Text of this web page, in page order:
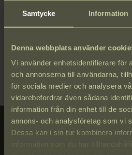
Samtycke Information
Denna webbplats använder
Vi använder enhetsidentifierare för
och annonserna till användarna,
för sociala medier och analysera
vidarebefordrar även sådana
information från din enhet till de
annons- och analysföretag som vi
Dessa kan i sin tur kombinera